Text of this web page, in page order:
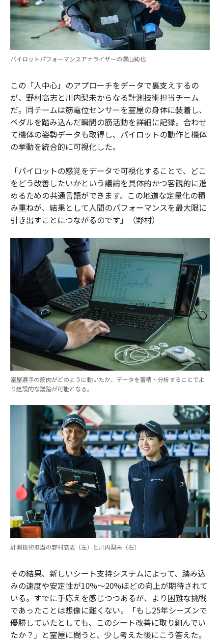
パイロットパフォーマンスアナライザーの澤山純也
この「人中心」のアプローチをデータで裏支えするの
が、野村高志と川内梨未からなる計測技術担当チーム
だ。同チームは筋電位センサーを室屋の身体に装着し、
ペダルを踏み込んだ瞬間の筋活動を詳細に記録。合わせ
て機体の姿勢データも取得し、パイロットの動作と機体
の挙動を統合的に可視化した。
「パイロットの感覚をデータで可視化することで、どこ
をどう改善したいかという議論を具体的かつ客観的に進
めるための共通言語ができます。この地道な定量化の積
み重ねが、結果として人間のパフォーマンスを最大限に
引き出すことにつながるのです」（野村）
室屋選手の筋肉がどのように動いたか、データを蓄積・分析することでよ
り建設的な議論が可能となる。
計測技術担当の野村高志（左）と川内梨未（右）
その結果、新しいシート支持システムによって、踏み込
みの速度や安定性が10%〜20%ほどの向上が期待されて
いる。すでに手応えを感じつつあるが、より困難な挑戦
であったことは想像に難くない。「もし25年シーズンで
優勝していたとしても、このシート改善に取り組んでい
たか？」と室屋に問うと、少し考えた後にこう答えた。